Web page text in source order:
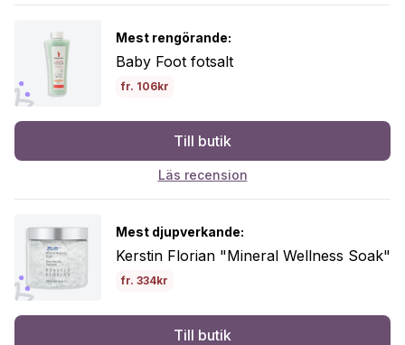
Mest rengörande:
Baby Foot fotsalt
fr. 106kr
Till butik
Läs recension
Mest djupverkande:
Kerstin Florian "Mineral Wellness Soak"
fr. 334kr
Till butik